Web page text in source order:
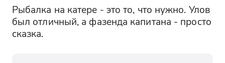
Рыбалка на катере - это то, что нужно. Улов
был отличный, а фазенда капитана - просто
сказка.